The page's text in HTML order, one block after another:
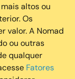
altos ou
Os
valor. A Nomad
ou outras
qualquer
Fatores